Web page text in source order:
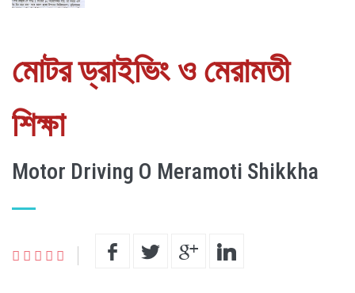
মোটর ড্রাইভিং ও মেরামতী
শিক্ষা
Motor Driving O Meramoti Shikkha